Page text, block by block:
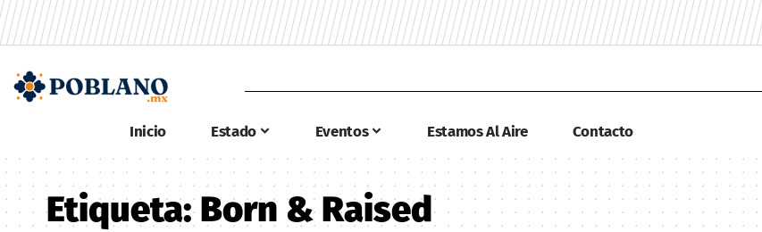
Inicio Estado Eventos Estamos Al Aire Contacto
Etiqueta:Born & Raised